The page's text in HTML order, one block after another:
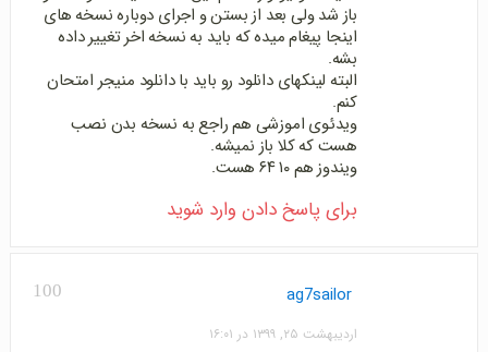
باز شد ولی بعد از بستن و اجرای دوباره نسخه های
اینجا پیغام میده که باید به نسخه اخر تغییر داده
بشه.
البته لینکهای دانلود رو باید با دانلود منیجر امتحان
کنم.
ویدئوی اموزشی هم راجع به نسخه بدن نصب
هست که کلا باز نمیشه.
ویندوز هم ۱۰ ۶۴ هست.
برای پاسخ دادن وارد شوید
100 ag7sailor
اردیبهشت ۲۵, ۱۳۹۹ در ۱۶:۰۱